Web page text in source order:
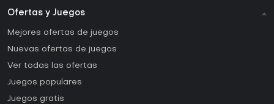
Ofertas y Juegos
Mejores ofertas de juegos
Nuevas ofertas de juegos
Ver todas las ofertas
Juegos populares
Juegos gratis